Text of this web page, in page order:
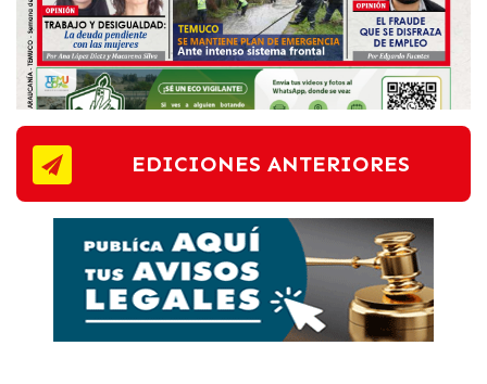
EDICIONES ANTERIORES